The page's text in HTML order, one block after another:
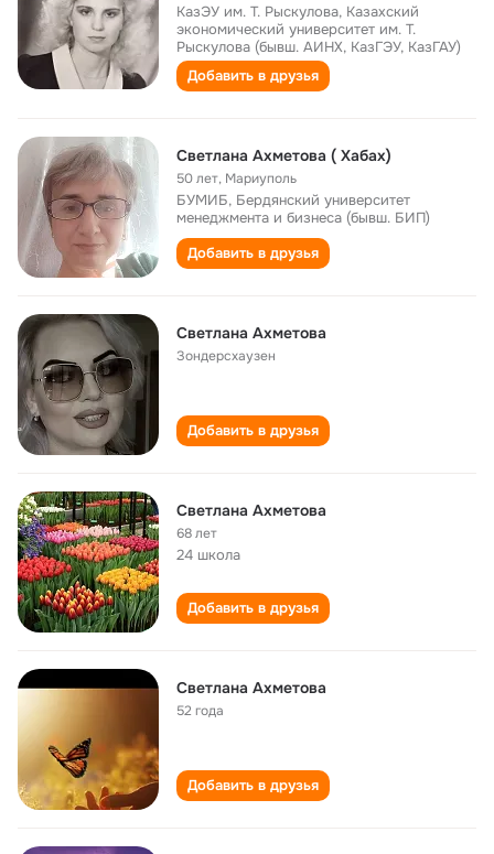
КазЭУ им. Т. Рыскулова, Казахский
экономический университет им. Т.
Рыскулова (бывш. АИНХ, КазГЭУ, КазГАУ)
Добавить в друзья
Светлана Ахметова ( Хабах)
50 лет, Мариуполь
БУМИБ, Бердянский университет
менеджмента и бизнеса (бывш. БИП)
Добавить в друзья
Светлана Ахметова
Зондерсхаузен
Добавить в друзья
Светлана Ахметова
68 лет
24 школа
Добавить в друзья
Светлана Ахметова
52 года
Добавить в друзья